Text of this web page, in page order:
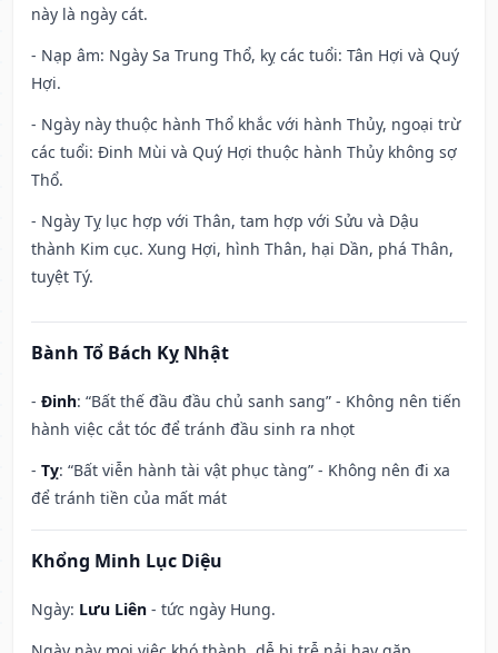
này là ngày cát.
- Nạp âm: Ngày Sa Trung Thổ, kỵ các tuổi: Tân Hợi và Quý
Hợi.
- Ngày này thuộc hành Thổ khắc với hành Thủy, ngoại trừ
các tuổi: Đinh Mùi và Quý Hợi thuộc hành Thủy không sợ
Thổ.
- Ngày Tỵ lục hợp với Thân, tam hợp với Sửu và Dậu
thành Kim cục. Xung Hợi, hình Thân, hại Dần, phá Thân,
tuyệt Tý.
Bành Tổ Bách Kỵ Nhật
- Đinh: “Bất thế đầu đầu chủ sanh sang” - Không nên tiến
hành việc cắt tóc để tránh đầu sinh ra nhọt
- Tỵ: “Bất viễn hành tài vật phục tàng” - Không nên đi xa
để tránh tiền của mất mát
Khổng Minh Lục Diệu
Ngày: Lưu Liên - tức ngày Hung.